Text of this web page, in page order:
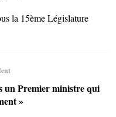
la 15ème Législature
un Premier ministre qui
»